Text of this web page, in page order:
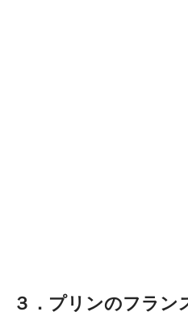
３．プリンのフラン